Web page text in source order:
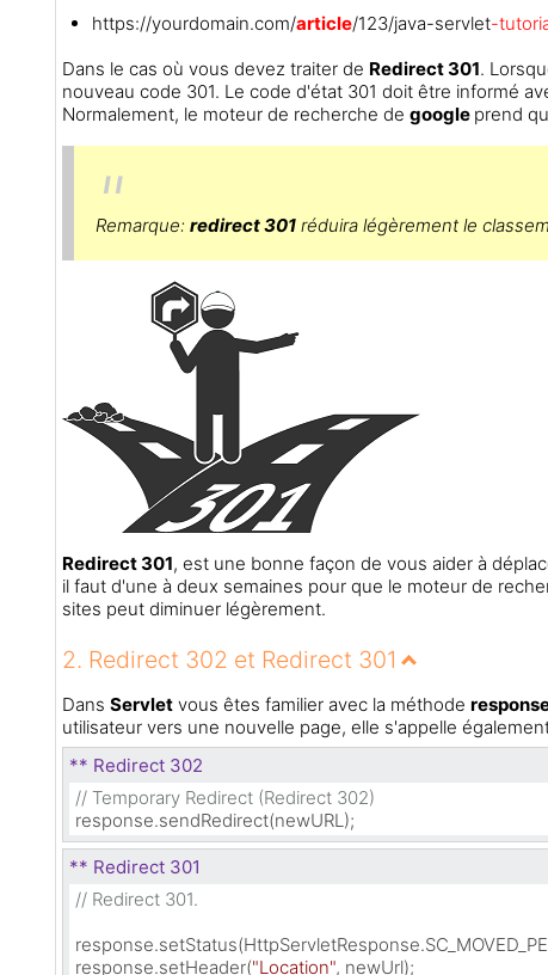
https://yourdomain.com/article/123/java-servlet-
Dans le cas où vous devez traiter de Redirect 301.
nouveau code 301. Le code d'état 301 doit être informé
Normalement, le moteur de recherche de google prend
Remarque: redirect 301réduira légèrement le
Redirect 301, est une bonne façon de vous aider à
il faut d'une à deux semaines pour que le moteur de
sites peut diminuer légèrement.
2. Redirect 302 et Redirect 301
Dans Servletvous êtes familier avec la méthode
utilisateur vers une nouvelle page, elle s'appelle
** Redirect 302
// Temporary Redirect (Redirect 302)
response.sendRedirect(newURL);
** Redirect 301
// Redirect 301.
response.setHeader("Location", newUrl);